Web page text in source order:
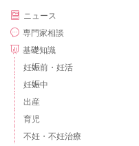
ニュース
専門家相談
基礎知識
妊娠前・妊活
妊娠中
出産
育児
不妊・不妊治療